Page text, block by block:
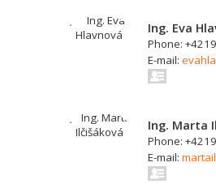
Ing. Eva
Phone:
E-mail:
Ing. Marta
Phone:
E-mail: